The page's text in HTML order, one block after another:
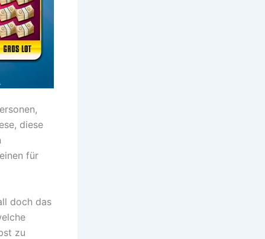
diese
für
doch das
zu